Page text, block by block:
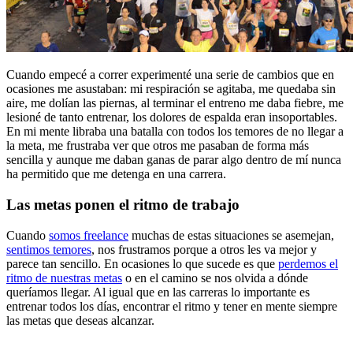
Cuando empecé a correr experimenté una serie de cambios que en
ocasiones me asustaban: mi respiración se agitaba, me quedaba sin
aire, me dolían las piernas, al terminar el entreno me daba fiebre, me
lesioné de tanto entrenar, los dolores de espalda eran insoportables.
En mi mente libraba una batalla con todos los temores de no llegar a
la meta, me frustraba ver que otros me pasaban de forma más
sencilla y aunque me daban ganas de parar algo dentro de mí nunca
ha permitido que me detenga en una carrera.
Las metas ponen el ritmo de trabajo
Cuando somos freelance muchas de estas situaciones se asemejan,
sentimos temores, nos frustramos porque a otros les va mejor y
parece tan sencillo. En ocasiones lo que sucede es que perdemos el
ritmo de nuestras metas o en el camino se nos olvida a dónde
queríamos llegar. Al igual que en las carreras lo importante es
entrenar todos los días, encontrar el ritmo y tener en mente siempre
las metas que deseas alcanzar.